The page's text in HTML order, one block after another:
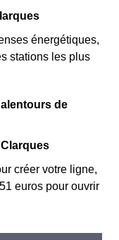
énergétiques,
stations les plus
de
créer votre ligne,
euros pour ouvrir